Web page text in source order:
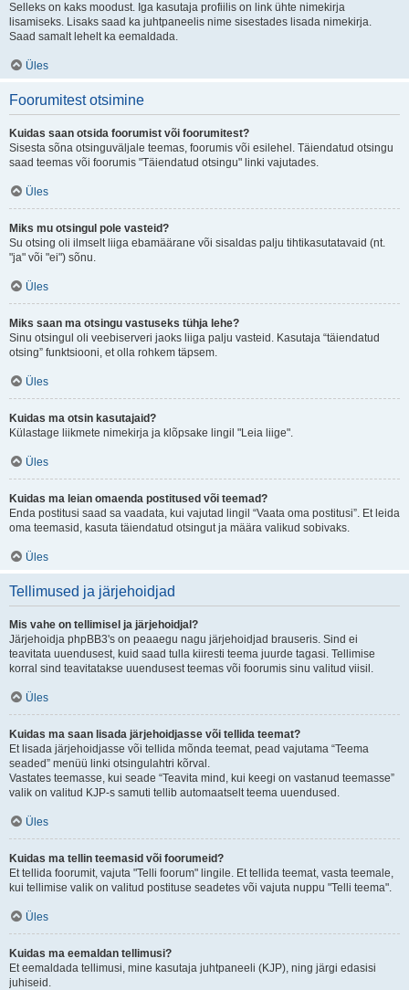
Selleks on kaks moodust. Iga kasutaja profiilis on link ühte nimekirja
lisamiseks. Lisaks saad ka juhtpaneelis nime sisestades lisada nimekirja.
Saad samalt lehelt ka eemaldada.
Üles
Foorumitest otsimine
Kuidas saan otsida foorumist või foorumitest?
Sisesta sõna otsinguväljale teemas, foorumis või esilehel. Täiendatud otsingu
saad teemas või foorumis "Täiendatud otsingu" linki vajutades.
Üles
Miks mu otsingul pole vasteid?
Su otsing oli ilmselt liiga ebamäärane või sisaldas palju tihtikasutatavaid (nt.
"ja" või "ei") sõnu.
Üles
Miks saan ma otsingu vastuseks tühja lehe?
Sinu otsingul oli veebiserveri jaoks liiga palju vasteid. Kasutaja “täiendatud
otsing” funktsiooni, et olla rohkem täpsem.
Üles
Kuidas ma otsin kasutajaid?
Külastage liikmete nimekirja ja klõpsake lingil "Leia liige".
Üles
Kuidas ma leian omaenda postitused või teemad?
Enda postitusi saad sa vaadata, kui vajutad lingil “Vaata oma postitusi”. Et leida
oma teemasid, kasuta täiendatud otsingut ja määra valikud sobivaks.
Üles
Tellimused ja järjehoidjad
Mis vahe on tellimisel ja järjehoidjal?
Järjehoidja phpBB3's on peaaegu nagu järjehoidjad brauseris. Sind ei
teavitata uuendusest, kuid saad tulla kiiresti teema juurde tagasi. Tellimise
korral sind teavitatakse uuendusest teemas või foorumis sinu valitud viisil.
Üles
Kuidas ma saan lisada järjehoidjasse või tellida teemat?
Et lisada järjehoidjasse või tellida mõnda teemat, pead vajutama “Teema
seaded” menüü linki otsingulahtri kõrval.
Vastates teemasse, kui seade “Teavita mind, kui keegi on vastanud teemasse”
valik on valitud KJP-s samuti tellib automaatselt teema uuendused.
Üles
Kuidas ma tellin teemasid või foorumeid?
Et tellida foorumit, vajuta "Telli foorum" lingile. Et tellida teemat, vasta teemale,
kui tellimise valik on valitud postituse seadetes või vajuta nuppu "Telli teema".
Üles
Kuidas ma eemaldan tellimusi?
Et eemaldada tellimusi, mine kasutaja juhtpaneeli (KJP), ning järgi edasisi
juhiseid.